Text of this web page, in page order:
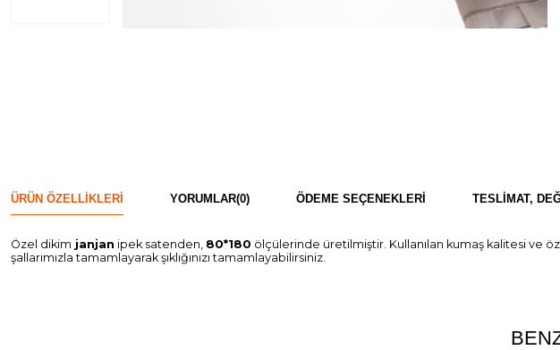
ÜRÜN ÖZELLIKLERI YORUMLAR(0) ÖDEME SEÇENEKLERI TESLIMAT,
Özel dikim janjan ipek satenden, 80*180 ölçülerinde üretilmiştir. Kullanılan kumaş kalitesi ve
şallarımızla tamamlayarak şıklığınızı tamamlayabilirsiniz.